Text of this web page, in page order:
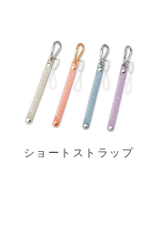
ショートストラップ